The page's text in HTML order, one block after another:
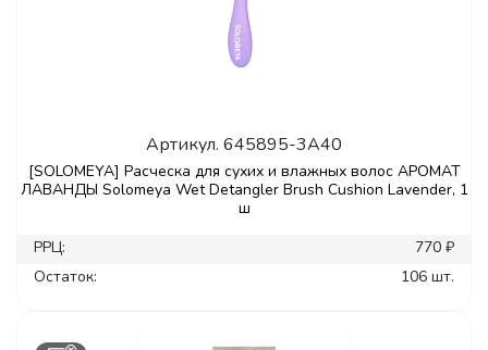
Артикул. 645895-3A40
[SOLOMEYA] Расческа для сухих и влажных волос АРОМАТ
ЛАВАНДЫ Solomeya Wet Detangler Brush Cushion Lavender, 1
ш
РРЦ:
770 ₽
Остаток:
106 шт.